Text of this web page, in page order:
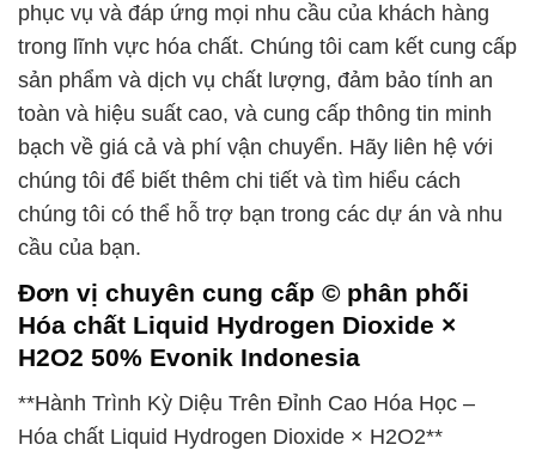
phục vụ và đáp ứng mọi nhu cầu của khách hàng
trong lĩnh vực hóa chất. Chúng tôi cam kết cung cấp
sản phẩm và dịch vụ chất lượng, đảm bảo tính an
toàn và hiệu suất cao, và cung cấp thông tin minh
bạch về giá cả và phí vận chuyển. Hãy liên hệ với
chúng tôi để biết thêm chi tiết và tìm hiểu cách
chúng tôi có thể hỗ trợ bạn trong các dự án và nhu
cầu của bạn.
Đơn vị chuyên cung cấp © phân phối
Hóa chất Liquid Hydrogen Dioxide ×
H2O2 50% Evonik Indonesia
**Hành Trình Kỳ Diệu Trên Đỉnh Cao Hóa Học –
Hóa chất Liquid Hydrogen Dioxide × H2O2**